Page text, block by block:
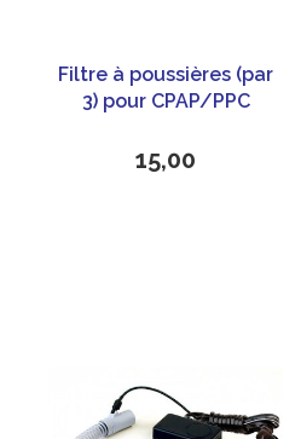
Filtre à poussières (par
3) pour CPAP/PPC
15,00